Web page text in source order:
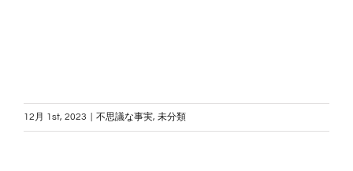
12月 1st, 2023 不思議な事実, 未分類